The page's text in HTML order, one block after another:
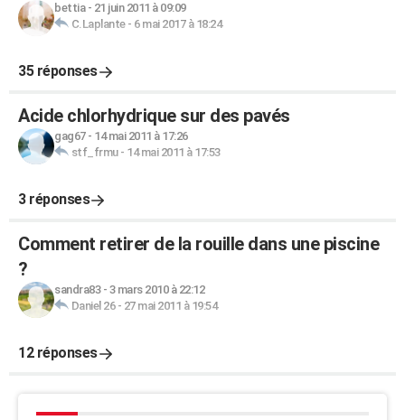
bettia- 21 juin 2011 à 09:09
C.Laplante- 6 mai 2017 à 18:24
35 réponses
Acide chlorhydrique sur des pavés
gag67- 14 mai 2011 à 17:26
stf_frmu- 14 mai 2011 à 17:53
3 réponses
Comment retirer de la rouille dans une piscine
?
sandra83- 3 mars 2010 à 22:12
Daniel 26- 27 mai 2011 à 19:54
12 réponses